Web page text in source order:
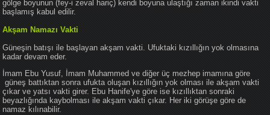
gölge boyunun (fey-i zeval hariç) kendi boyuna ulaştığı zaman ikindi vakti
başlamış kabul edilir.
Akşam Namazı Vakti
Güneşin batışı ile başlayan akşam vakti. Ufuktaki kızıllığın yok olmasına
kadar devam eder.
İmam Ebu Yusuf, İmam Muhammed ve diğer üç mezhep imamına göre
güneş battıktan sonra ufukta oluşan kızıllığın yok olması ile akşam vakti
çıkar ve yatsı vakti girer. Ebu Hanife'ye göre ise kızıllıktan sonraki
beyazlığında kaybolması ile akşam vakti çıkar. Her iki görüşe göre de
namaz kılınabilir.